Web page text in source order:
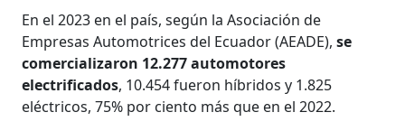
En el 2023 en el país, según la Asociación de
Empresas Automotrices del Ecuador (AEADE),se
comercializaron 12.277 automotores
electrificados, 10.454 fueron híbridos y 1.825
eléctricos, 75% por ciento más que en el 2022.